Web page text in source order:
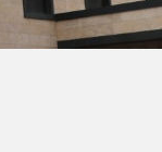
Español
Italiano